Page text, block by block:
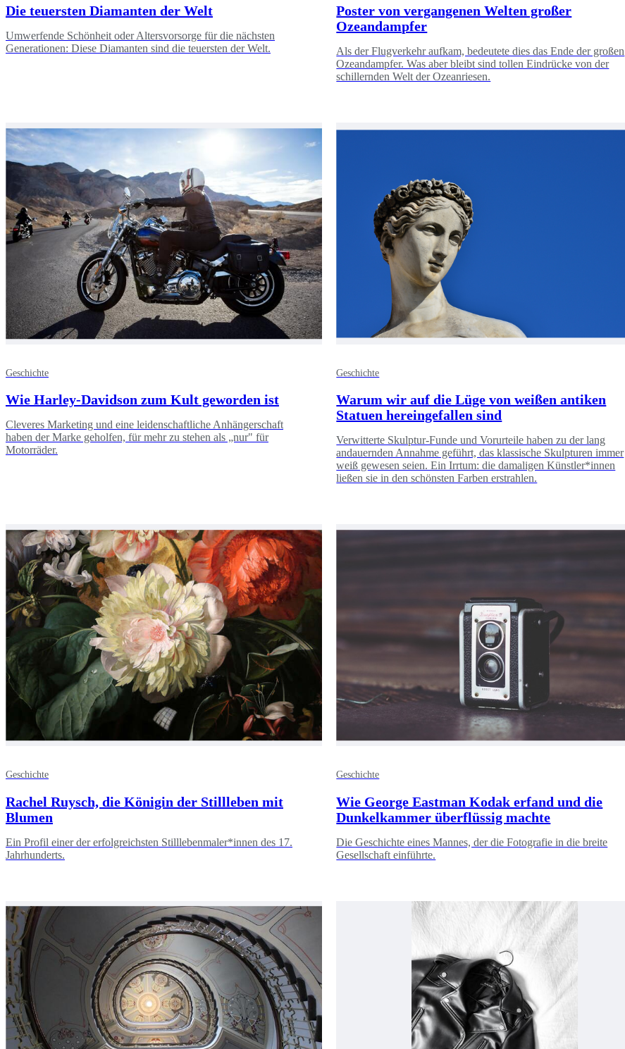
Die teuersten Diamanten der Welt
Umwerfende Schönheit oder Altersvorsorge für die nächsten
Generationen: Diese Diamanten sind die teuersten der Welt.
Poster von vergangenen Welten großer
Ozeandampfer
Als der Flugverkehr aufkam, bedeutete dies das Ende der großen
Ozeandampfer. Was aber bleibt sind tollen Eindrücke von der
schillernden Welt der Ozeanriesen.
Geschichte
Wie Harley-Davidson zum Kult geworden ist
Cleveres Marketing und eine leidenschaftliche Anhängerschaft
haben der Marke geholfen, für mehr zu stehen als „nur" für
Motorräder.
Geschichte
Warum wir auf die Lüge von weißen antiken
Statuen hereingefallen sind
Verwitterte Skulptur-Funde und Vorurteile haben zu der lang
andauernden Annahme geführt, das klassische Skulpturen immer
weiß gewesen seien. Ein Irrtum: die damaligen Künstler*innen
ließen sie in den schönsten Farben erstrahlen.
Geschichte
Rachel Ruysch, die Königin der Stillleben mit
Blumen
Ein Profil einer der erfolgreichsten Stilllebenmaler*innen des 17.
Jahrhunderts.
Geschichte
Wie George Eastman Kodak erfand und die
Dunkelkammer überflüssig machte
Die Geschichte eines Mannes, der die Fotografie in die breite
Gesellschaft einführte.